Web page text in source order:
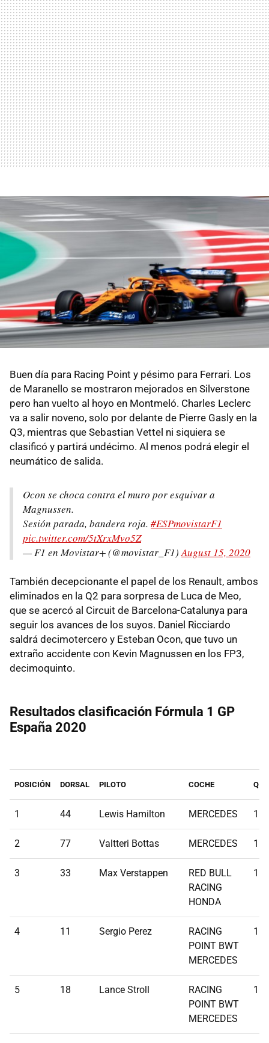
Buen día para Racing Point y pésimo para Ferrari. Los
de Maranello se mostraron mejorados en Silverstone
pero han vuelto al hoyo en Montmeló. Charles Leclerc
va a salir noveno, solo por delante de Pierre Gasly en la
Q3, mientras que Sebastian Vettel ni siquiera se
clasificó y partirá undécimo. Al menos podrá elegir el
neumático de salida.
Ocon se choca contra el muro por esquivar a
Magnussen.
Sesión parada, bandera roja. #ESPmovistarF1
pic.twitter.com/5tXrxMvo5Z
— F1 en Movistar+ (@movistar_F1)August 15, 2020
También decepcionante el papel de los Renault, ambos
eliminados en la Q2 para sorpresa de Luca de Meo,
que se acercó al Circuit de Barcelona-Catalunya para
seguir los avances de los suyos. Daniel Ricciardo
saldrá decimotercero y Esteban Ocon, que tuvo un
extraño accidente con Kevin Magnussen en los FP3,
decimoquinto.
Resultados clasificación Fórmula 1 GP
España 2020
POSICIÓN DORSAL PILOTO COCHE Q1
1 44 Lewis Hamilton MERCEDES
2 77 Valtteri Bottas MERCEDES
3 33 Max Verstappen
RED BULL
RACING
HONDA
4 11 Sergio Perez
RACING
POINT BWT
MERCEDES
5 18 Lance Stroll
RACING
POINT BWT
MERCEDES